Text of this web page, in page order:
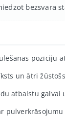
bezsvara
pozīciju
un ātri
atbalstu galvai